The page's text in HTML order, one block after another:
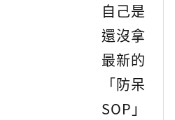
自己是
還沒拿
最新的
「防呆
SOP」